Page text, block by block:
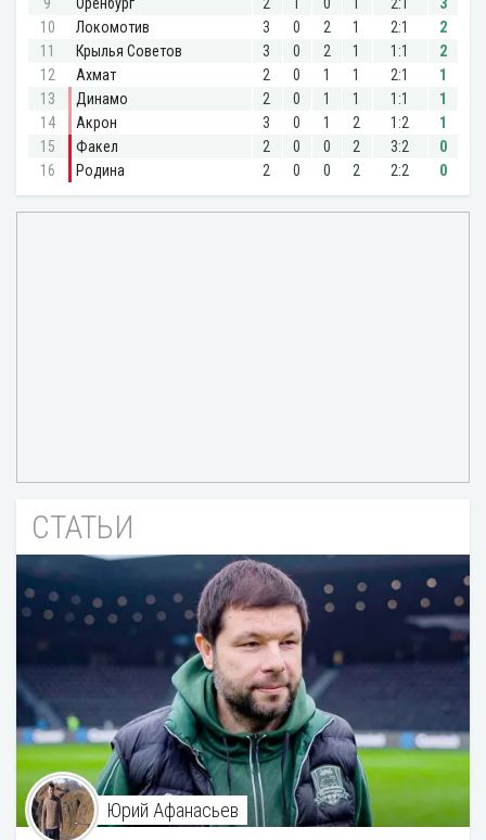
СТАТЬИ
Юрий Афанасьев